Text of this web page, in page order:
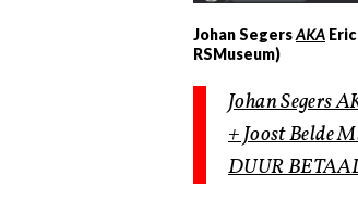
Johan SegersAKA
RSMuseum)
Johan Segers
+ Joost Belde
DUUR